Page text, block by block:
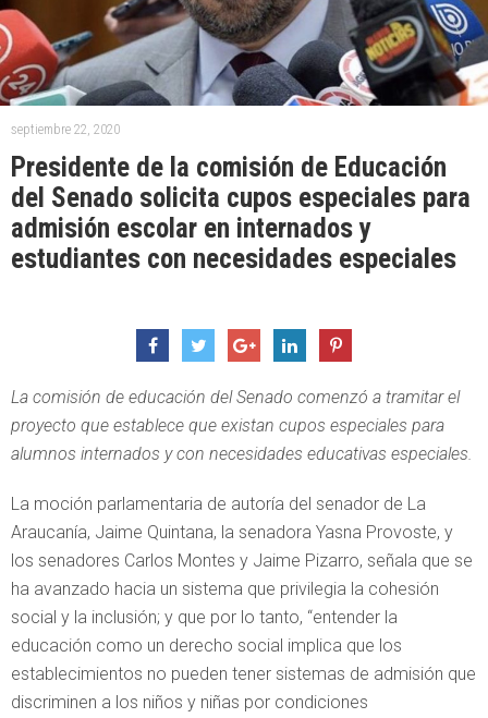
septiembre 22, 2020
Presidente de la comisión de Educación
del Senado solicita cupos especiales para
admisión escolar en internados y
estudiantes con necesidades especiales
La comisión de educación del Senado comenzó a tramitar el
proyecto que establece que existan cupos especiales para
alumnos internados y con necesidades educativas especiales.
La moción parlamentaria de autoría del senador de La
Araucanía, Jaime Quintana, la senadora Yasna Provoste, y
los senadores Carlos Montes y Jaime Pizarro, señala que se
ha avanzado hacia un sistema que privilegia la cohesión
social y la inclusión; y que por lo tanto, “entender la
educación como un derecho social implica que los
establecimientos no pueden tener sistemas de admisión que
discriminen a los niños y niñas por condiciones